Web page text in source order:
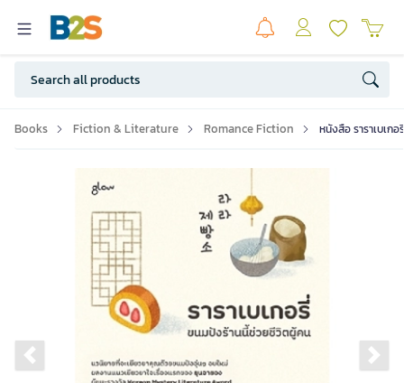
Books Fiction & Literature Romance Fiction หนังสือ ราราเบเก